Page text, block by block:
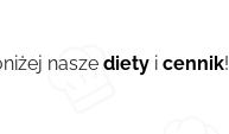
naszediety icennik!